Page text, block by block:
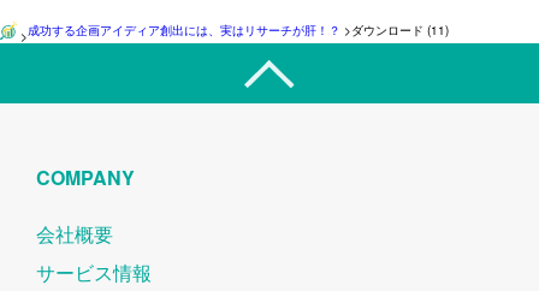
>成功する企画アイディア創出には、実はリサーチが肝！？ >ダウンロード (11)
COMPANY
会社概要
サービス情報